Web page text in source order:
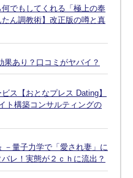
でもしてくれる「極上の奉
ん調教術】改正版の噂と真
あり？口コミがヤバイ？
ス【おとなプレス Dating】
ト構築コンサルティングの
－量子力学で「愛され妻」に
レ！実態が２ｃｈに流出？